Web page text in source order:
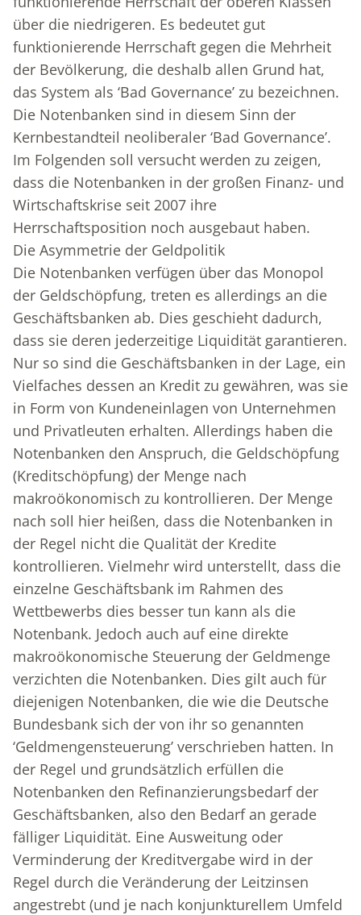
über die niedrigeren. Es bedeutet gut
funktionierende Herrschaft gegen die Mehrheit
der Bevölkerung, die deshalb allen Grund hat,
das System als ‘Bad Governance’ zu bezeichnen.
Die Notenbanken sind in diesem Sinn der
Kernbestandteil neoliberaler ‘Bad Governance’.
Im Folgenden soll versucht werden zu zeigen,
dass die Notenbanken in der großen Finanz- und
Wirtschaftskrise seit 2007 ihre
Herrschaftsposition noch ausgebaut haben.
Die Asymmetrie der Geldpolitik
Die Notenbanken verfügen über das Monopol
der Geldschöpfung, treten es allerdings an die
Geschäftsbanken ab. Dies geschieht dadurch,
dass sie deren jederzeitige Liquidität garantieren.
Nur so sind die Geschäftsbanken in der Lage, ein
Vielfaches dessen an Kredit zu gewähren, was sie
in Form von Kundeneinlagen von Unternehmen
und Privatleuten erhalten. Allerdings haben die
Notenbanken den Anspruch, die Geldschöpfung
(Kreditschöpfung) der Menge nach
makroökonomisch zu kontrollieren. Der Menge
nach soll hier heißen, dass die Notenbanken in
der Regel nicht die Qualität der Kredite
kontrollieren. Vielmehr wird unterstellt, dass die
einzelne Geschäftsbank im Rahmen des
Wettbewerbs dies besser tun kann als die
Notenbank. Jedoch auch auf eine direkte
makroökonomische Steuerung der Geldmenge
verzichten die Notenbanken. Dies gilt auch für
diejenigen Notenbanken, die wie die Deutsche
Bundesbank sich der von ihr so genannten
‘Geldmengensteuerung’ verschrieben hatten. In
der Regel und grundsätzlich erfüllen die
Notenbanken den Refinanzierungsbedarf der
Geschäftsbanken, also den Bedarf an gerade
fälliger Liquidität. Eine Ausweitung oder
Verminderung der Kreditvergabe wird in der
Regel durch die Veränderung der Leitzinsen
angestrebt (und je nach konjunkturellem Umfeld